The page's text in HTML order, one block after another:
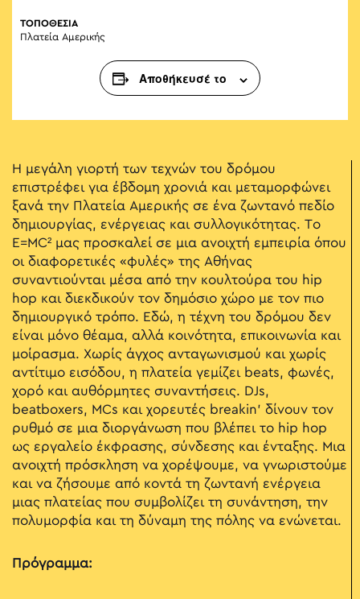
ΤΟΠΟΘΕΣΙΑ
Πλατεία Αμερικής
Αποθήκευσέ το
Η μεγάλη γιορτή των τεχνών του δρόμου
επιστρέφει για έβδομη χρονιά και μεταμορφώνει
ξανά την Πλατεία Αμερικής σε ένα ζωντανό πεδίο
δημιουργίας, ενέργειας και συλλογικότητας. Το
E=MC² μας προσκαλεί σε μια ανοιχτή εμπειρία όπου
οι διαφορετικές «φυλές» της Αθήνας
συναντιούνται μέσα από την κουλτούρα του hip
hop και διεκδικούν τον δημόσιο χώρο με τον πιο
δημιουργικό τρόπο. Εδώ, η τέχνη του δρόμου δεν
είναι μόνο θέαμα, αλλά κοινότητα, επικοινωνία και
μοίρασμα. Χωρίς άγχος ανταγωνισμού και χωρίς
αντίτιμο εισόδου, η πλατεία γεμίζει beats, φωνές,
χορό και αυθόρμητες συναντήσεις. DJs,
beatboxers, MCs και χορευτές breakin’ δίνουν τον
ρυθμό σε μια διοργάνωση που βλέπει το hip hop
ως εργαλείο έκφρασης, σύνδεσης και ένταξης. Μια
ανοιχτή πρόσκληση να χορέψουμε, να γνωριστούμε
και να ζήσουμε από κοντά τη ζωντανή ενέργεια
μιας πλατείας που συμβολίζει τη συνάντηση, την
πολυμορφία και τη δύναμη της πόλης να ενώνεται.
Πρόγραμμα: